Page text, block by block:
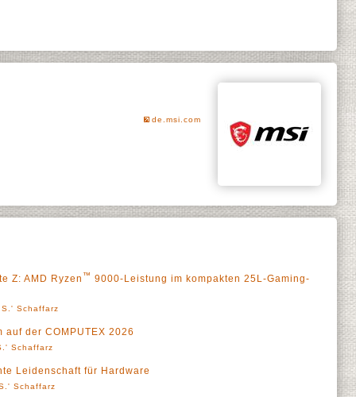
de.msi.com
Z: AMD Ryzen ™ 9000-Leistung im kompakten 25L-Gaming-
S.' Schaffarz
der COMPUTEX 2026
Schaffarz
Leidenschaft für Hardware
Schaffarz